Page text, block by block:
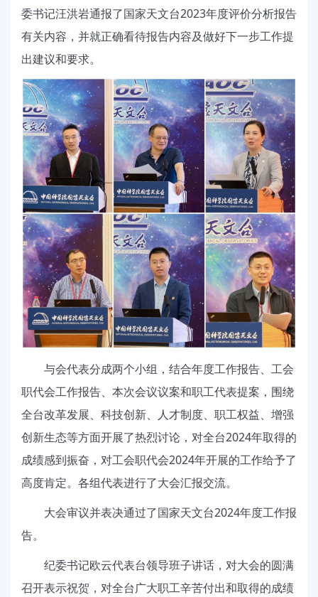
委书记汪洪岩通报了国家天文台2023年度评价分析报告
有关内容，并就正确看待报告内容及做好下一步工作提
出建议和要求。
与会代表分成两个小组，结合年度工作报告、工会
职代会工作报告、本次会议议案和职工代表提案，围绕
全台改革发展、科技创新、人才制度、职工权益、增强
创新生态等方面开展了热烈讨论，对全台2024年取得的
成绩感到振奋，对工会职代会2024年开展的工作给予了
高度肯定。各组代表进行了大会汇报交流。
大会审议并表决通过了国家天文台2024年度工作报
告。
纪委书记欧云代表台领导班子讲话，对大会的圆满
召开表示祝贺，对全台广大职工辛苦付出和取得的成绩